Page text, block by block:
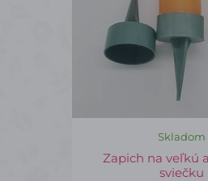
Skladom
Zapich na veľkú
sviečku